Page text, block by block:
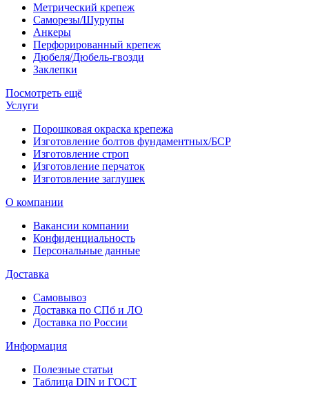
Метрический крепеж
Саморезы/Шурупы
Анкеры
Перфорированный крепеж
Дюбеля/Дюбель-гвозди
Заклепки
Посмотреть ещё
Услуги
Порошковая окраска крепежа
Изготовление болтов фундаментных/БСР
Изготовление строп
Изготовление перчаток
Изготовление заглушек
О компании
Вакансии компании
Конфиденциальность
Персональные данные
Доставка
Самовывоз
Доставка по СПб и ЛО
Доставка по России
Информация
Полезные статьи
Таблица DIN и ГОСТ